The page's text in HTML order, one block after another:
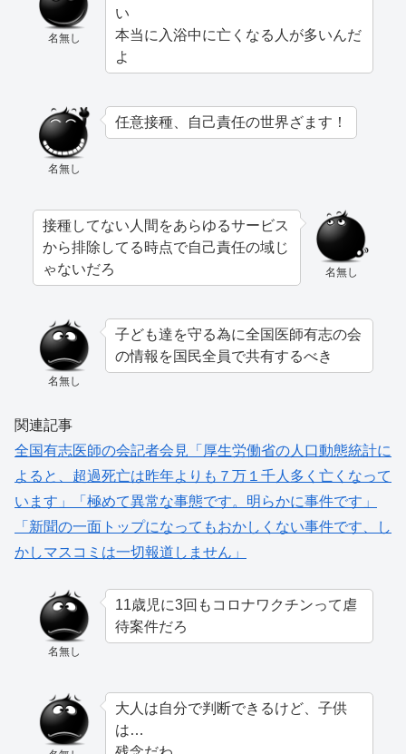
名無し
い
本当に入浴中に亡くなる人が多いんだ
よ
名無し
任意接種、自己責任の世界ざます！
名無し
接種してない人間をあらゆるサービス
から排除してる時点で自己責任の域じ
ゃないだろ
名無し
子ども達を守る為に全国医師有志の会
の情報を国民全員で共有するべき
関連記事
全国有志医師の会記者会見「厚生労働省の人口動態統計に
よると、超過死亡は昨年よりも７万１千人多く亡くなって
います」「極めて異常な事態です。明らかに事件です」
「新聞の一面トップになってもおかしくない事件です、し
かしマスコミは一切報道しません」
名無し
11歳児に3回もコロナワクチンって虐
待案件だろ
大人は自分で判断できるけど、子供
は…